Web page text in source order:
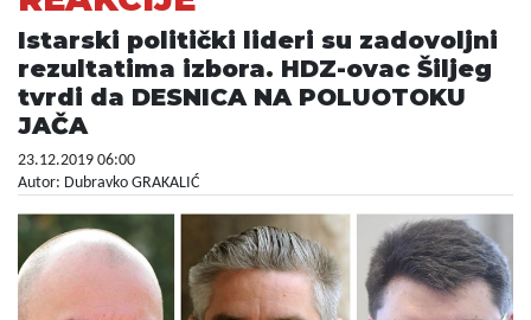
Istarski politički lideri su zadovoljni
rezultatima izbora. HDZ-ovac Šiljeg
tvrdi da DESNICA NA POLUOTOKU
JAČA
23.12.2019 06:00
Autor: Dubravko GRAKALIĆ